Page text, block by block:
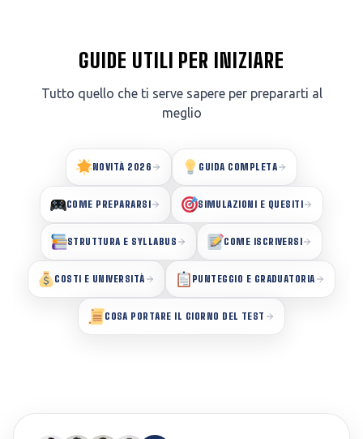
GUIDE UTILI PER INIZIARE
Tutto quello che ti serve sapere per prepararti al
meglio
NOVITÀ 2026 GUIDA COMPLETA
COME PREPARARSI SIMULAZIONI E QUESITI
STRUTTURA E SYLLABUS COME ISCRIVERSI
COSTI E UNIVERSITÀ PUNTEGGIO E GRADUATORIA
COSA PORTARE IL GIORNO DEL TEST